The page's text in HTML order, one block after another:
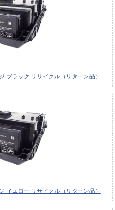
ブラック リサイクル（リターン品）
イエロー リサイクル（リターン品）